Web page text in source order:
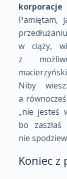
Pamiętam,
w ciąży,
z
Niby
a
„nie jesteś
bo
nie
Koniec z